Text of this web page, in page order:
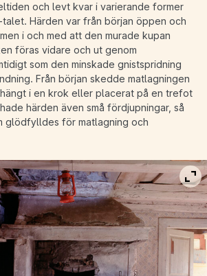
och levt kvar i varierande former
Härden var från början öppen och
i och med att den murade kupan
föras vidare och ut genom
som den minskade gnistspridning
Från början skedde matlagningen
i en krok eller placerat på en trefot
härden även små fördjupningar, så
glödfylldes för matlagning och